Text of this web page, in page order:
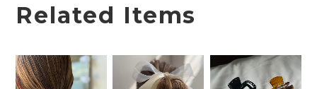
Related Items